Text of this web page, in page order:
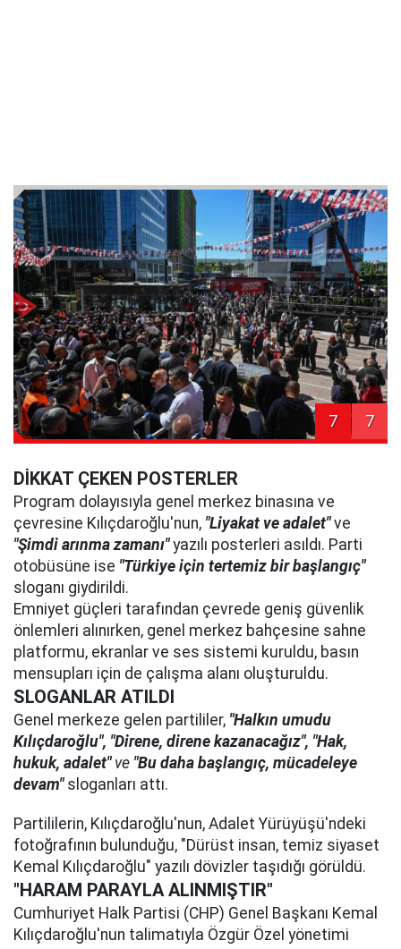
7 7
DİKKAT ÇEKEN POSTERLER
Program dolayısıyla genel merkez binasına ve
çevresine Kılıçdaroğlu'nun, "Liyakat ve adalet"ve
"Şimdi arınma zamanı"yazılı posterleri asıldı. Parti
otobüsüne ise "Türkiye için tertemiz bir başlangıç"
sloganı giydirildi.
Emniyet güçleri tarafından çevrede geniş güvenlik
önlemleri alınırken, genel merkez bahçesine sahne
platformu, ekranlar ve ses sistemi kuruldu, basın
mensupları için de çalışma alanı oluşturuldu.
SLOGANLAR ATILDI
Genel merkeze gelen partililer, "Halkın umudu
Kılıçdaroğlu", "Direne, direne kazanacağız", "Hak,
hukuk, adalet" ve "Bu daha başlangıç, mücadeleye
devam"sloganları attı.
Partililerin, Kılıçdaroğlu'nun, Adalet Yürüyüşü'ndeki
fotoğrafının bulunduğu, "Dürüst insan, temiz siyaset
Kemal Kılıçdaroğlu" yazılı dövizler taşıdığı görüldü.
"HARAM PARAYLA ALINMIŞTIR"
Cumhuriyet Halk Partisi (CHP) Genel Başkanı Kemal
Kılıçdaroğlu'nun talimatıyla Özgür Özel yönetimi